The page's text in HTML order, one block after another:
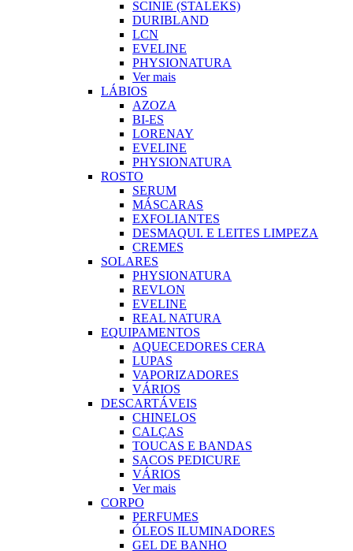
SCINIE (STALEKS)
DURIBLAND
LCN
EVELINE
PHYSIONATURA
Ver mais
LÁBIOS
AZOZA
BI-ES
LORENAY
EVELINE
PHYSIONATURA
ROSTO
SERUM
MÁSCARAS
EXFOLIANTES
DESMAQUI. E LEITES LIMPEZA
CREMES
SOLARES
PHYSIONATURA
REVLON
EVELINE
REAL NATURA
EQUIPAMENTOS
AQUECEDORES CERA
LUPAS
VAPORIZADORES
VÁRIOS
DESCARTÁVEIS
CHINELOS
CALÇAS
TOUCAS E BANDAS
SACOS PEDICURE
VÁRIOS
Ver mais
CORPO
PERFUMES
ÓLEOS ILUMINADORES
GEL DE BANHO